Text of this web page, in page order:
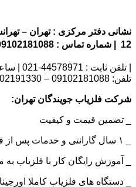
نشانی دفتر مرکزی : تهران –
12 | شماره تماس : 09102181088
| تلفن ثابت : 44578971-021 | ساعات تماس همه روزه 9 الی 18
تلفن: 09102181088 – 09102191330
شرکت فلزیاب جویندگان تهران:
_ تضمین قیمت و کیفیت
_ آموزش رایگان کار با فلزیاب به
_ دستگاه های فلزیاب کاملا